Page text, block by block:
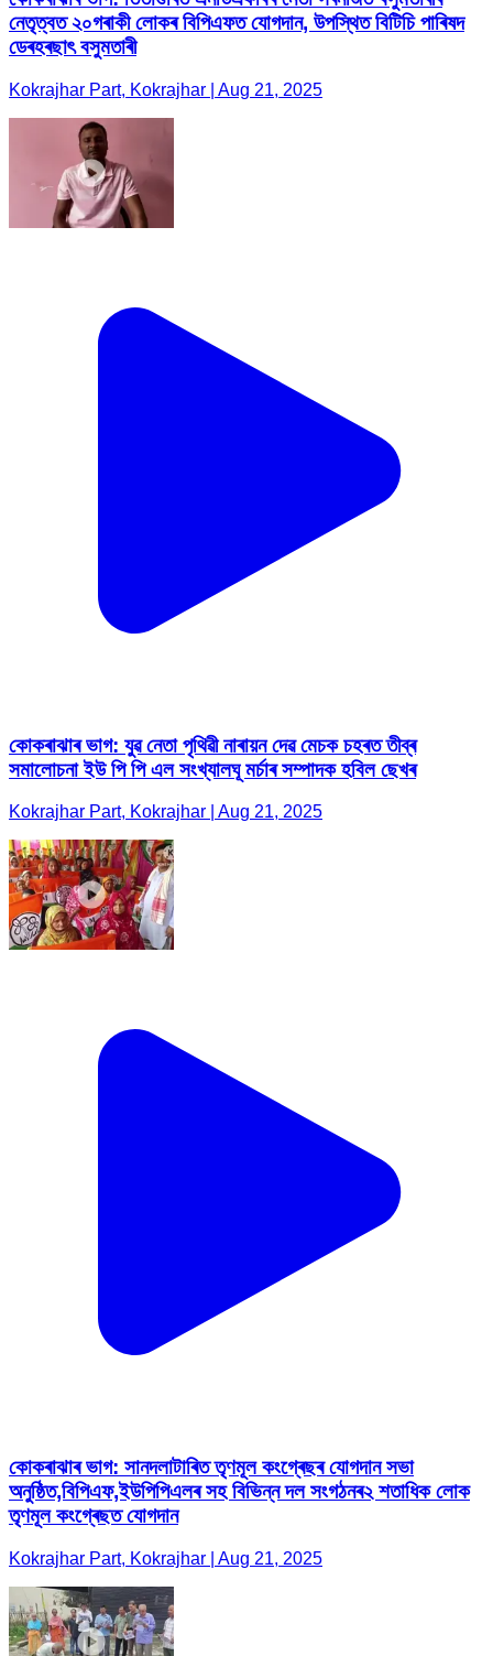
নেতৃত্বত ২০গৰাকী লোকৰ বিপিএফত যোগদান, উপস্থিত বিটিচি পাৰিষদ
ডেৰহৰছাৎ বসুমতাৰী
Kokrajhar Part, Kokrajhar | Aug 21, 2025
কোকৰাঝাৰ ভাগ: যুৱ নেতা পৃথিৱী নাৰায়ন দেৱ মেচক চহৰত তীব্ৰ
সমালোচনা ইউ পি পি এল সংখ্যালঘূ মৰ্চাৰ সম্পাদক হবিল ছেখৰ
Kokrajhar Part, Kokrajhar | Aug 21, 2025
কোকৰাঝাৰ ভাগ: সানদলাটাৰিত তৃণমূল কংগ্ৰেছৰ যোগদান সভা
অনুষ্ঠিত,বিপিএফ,ইউপিপিএলৰ সহ বিভিন্ন দল সংগঠনৰ২ শতাধিক লোক
তৃণমূল কংগ্ৰেছত যোগদান
Kokrajhar Part, Kokrajhar | Aug 21, 2025